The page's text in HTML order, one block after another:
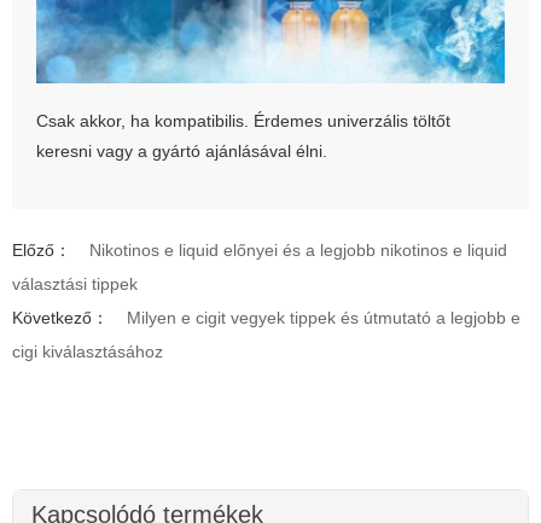
Csak akkor, ha kompatibilis. Érdemes univerzális töltőt
keresni vagy a gyártó ajánlásával élni.
Előző：
Nikotinos e liquid előnyei és a legjobb nikotinos e liquid
választási tippek
Következő：
Milyen e cigit vegyek tippek és útmutató a legjobb e
cigi kiválasztásához
Kapcsolódó termékek